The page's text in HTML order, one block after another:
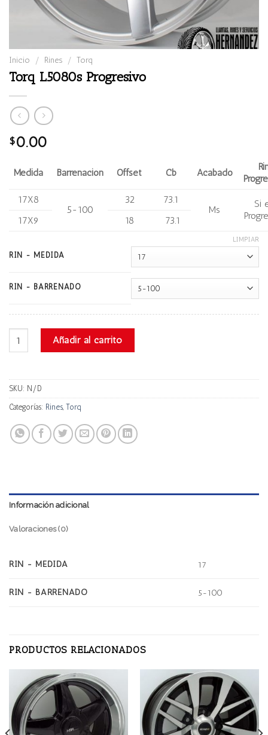
Inicio / Rines / Torq
Torq L5080s Progresivo
$0.00
Medida Barrenación Offset Cb Acabado
17X8
5-100
32
73.1
Ms
Si
17X9 18 73.1
RIN - MEDIDA
RIN - BARRENADO
LIMPIAR
Torq L5080s Progresivo cantidad
Añadir al carrito
SKU: N/D
Categorías: Rines, Torq
Información adicional
Valoraciones (0)
RIN - MEDIDA 17
RIN - BARRENADO 5-100
PRODUCTOS RELACIONADOS